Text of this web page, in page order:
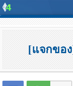
[แจกขอ